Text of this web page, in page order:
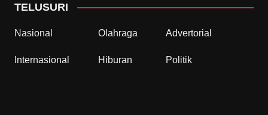
TELUSURI
Nasional Olahraga Advertorial
Internasional Hiburan Politik